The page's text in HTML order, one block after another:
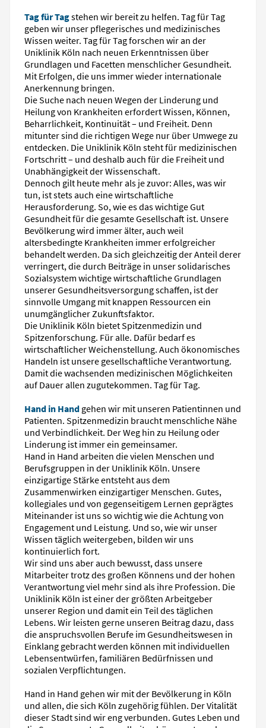
Tag für Tagstehen wir bereit zu helfen. Tag für Tag
geben wir unser pflegerisches und medizinisches
Wissen weiter. Tag für Tag forschen wir an der
Uniklinik Köln nach neuen Erkenntnissen über
Grundlagen und Facetten menschlicher Gesundheit.
Mit Erfolgen, die uns immer wieder internationale
Anerkennung bringen.
Die Suche nach neuen Wegen der Linderung und
Heilung von Krankheiten erfordert Wissen, Können,
Beharrlichkeit, Kontinuität – und Freiheit. Denn
mitunter sind die richtigen Wege nur über Umwege zu
entdecken. Die Uniklinik Köln steht für medizinischen
Fortschritt – und deshalb auch für die Freiheit und
Unabhängigkeit der Wissenschaft.
Dennoch gilt heute mehr als je zuvor: Alles, was wir
tun, ist stets auch eine wirtschaftliche
Herausforderung. So, wie es das wichtige Gut
Gesundheit für die gesamte Gesellschaft ist. Unsere
Bevölkerung wird immer älter, auch weil
altersbedingte Krankheiten immer erfolgreicher
behandelt werden. Da sich gleichzeitig der Anteil derer
verringert, die durch Beiträge in unser solidarisches
Sozialsystem wichtige wirtschaftliche Grundlagen
unserer Gesundheitsversorgung schaffen, ist der
sinnvolle Umgang mit knappen Ressourcen ein
unumgänglicher Zukunftsfaktor.
Die Uniklinik Köln bietet Spitzenmedizin und
Spitzenforschung. Für alle. Dafür bedarf es
wirtschaftlicher Weichenstellung. Auch ökonomisches
Handeln ist unsere gesellschaftliche Verantwortung.
Damit die wachsenden medizinischen Möglichkeiten
auf Dauer allen zugutekommen. Tag für Tag.
Hand in Hand gehen wir mit unseren Patientinnen und
Patienten. Spitzenmedizin braucht menschliche Nähe
und Verbindlichkeit. Der Weg hin zu Heilung oder
Linderung ist immer ein gemeinsamer.
Hand in Hand arbeiten die vielen Menschen und
Berufsgruppen in der Uniklinik Köln. Unsere
einzigartige Stärke entsteht aus dem
Zusammenwirken einzigartiger Menschen. Gutes,
kollegiales und von gegenseitigem Lernen geprägtes
Miteinander ist uns so wichtig wie die Achtung von
Engagement und Leistung. Und so, wie wir unser
Wissen täglich weitergeben, bilden wir uns
kontinuierlich fort.
Wir sind uns aber auch bewusst, dass unsere
Mitarbeiter trotz des großen Könnens und der hohen
Verantwortung viel mehr sind als ihre Profession. Die
Uniklinik Köln ist einer der größten Arbeitgeber
unserer Region und damit ein Teil des täglichen
Lebens. Wir leisten gerne unseren Beitrag dazu, dass
die anspruchsvollen Berufe im Gesundheitswesen in
Einklang gebracht werden können mit individuellen
Lebensentwürfen, familiären Bedürfnissen und
sozialen Verpflichtungen.
Hand in Hand gehen wir mit der Bevölkerung in Köln
und allen, die sich Köln zugehörig fühlen. Der Vitalität
dieser Stadt sind wir eng verbunden. Gutes Leben und